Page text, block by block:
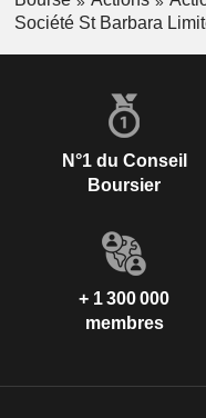
Société St Barbara
N°1 du Conseil
Boursier
+ 1 300 000
membres